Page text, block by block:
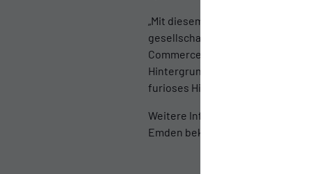
„Mit diesem Engagement möchten
gesellschaftliches Bindeglied
Commerce bei der Bünting
Hintergrund. Als in Ostfriesland
furioses Highlight zum Start der
Weitere Informationen zum
Emden bekannt gegeben.